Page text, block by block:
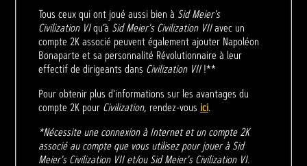
Tous ceux qui ont joué aussi bien à Sid Meier's
Civilization VIqu’à Sid Meier's Civilization VIIavec un
compte 2K associé peuvent également ajouter Napoléon
Bonaparte et sa personnalité Révolutionnaire à leur
effectif de dirigeants dans Civilization VII!**
Pour obtenir plus d'informations sur les avantages du
compte 2K pour Civilization, rendez-vous ici.
*Nécessite une connexion à Internet et un compte 2K
associé au compte que vous utilisez pour jouer à Sid
Meier's Civilization VII et/ou Sid Meier's Civilization VI.